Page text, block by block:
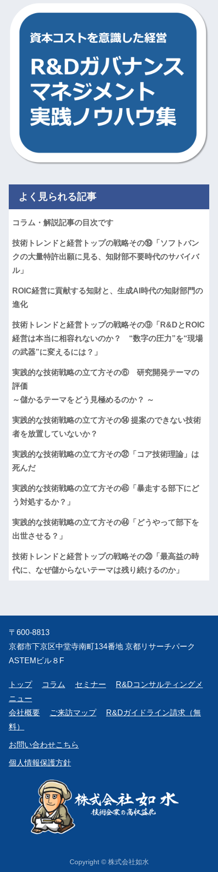
よく見られる記事
コラム・解説記事の目次です
技術トレンドと経営トップの戦略その⑲「ソフトバン
クの大量特許出願に見る、知財部不要時代のサバイバ
ル」
ROIC経営に貢献する知財と、生成AI時代の知財部門の
進化
技術トレンドと経営トップの戦略その⑨「R&DとROIC
経営は本当に相容れないのか？ “数字の圧力”を“現場
の武器”に変えるには？」
実践的な技術戦略の立て方その⑥ 研究開発テーマの
評価
～儲かるテーマをどう見極めるのか？ ～
実践的な技術戦略の立て方その⑭ 提案のできない技術
者を放置していないか？
実践的な技術戦略の立て方その㉜「コア技術理論」は
死んだ
実践的な技術戦略の立て方その㊺「暴走する部下にど
う対処するか？」
実践的な技術戦略の立て方その㊹「どうやって部下を
出世させる？」
技術トレンドと経営トップの戦略その⑳「最高益の時
代に、なぜ儲からないテーマは残り続けるのか」
〒600-8813
京都市下京区中堂寺南町134番地 京都リサーチパーク
ASTEMビル８F
トップ コラム セミナー
R&Dコンサルティングメ
ニュー
会社概要
ご来訪マップ
R&Dガイドライン請求（無
料）
お問い合わせこちら
個人情報保護方針
Copyright © 株式会社如水